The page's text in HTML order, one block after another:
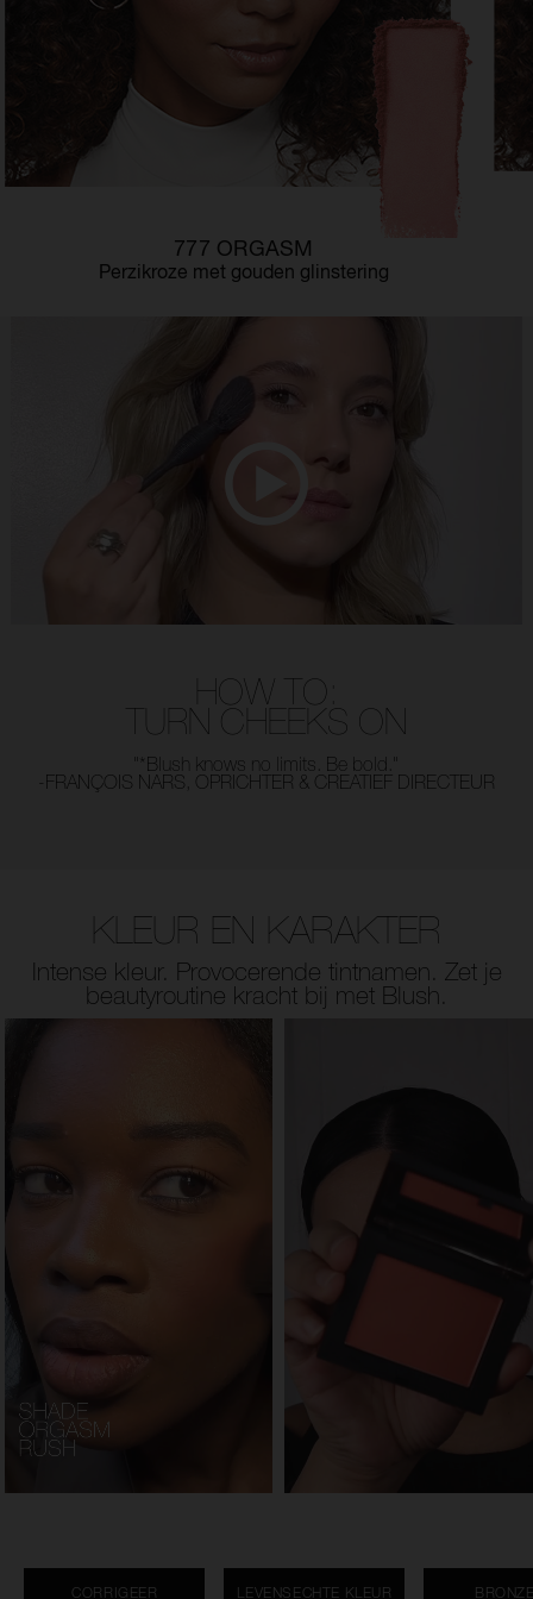
777 ORGASM
Perzikroze met gouden glinstering
HOW TO:
TURN CHEEKS ON
"*Blush knows no limits. Be bold."
-FRANÇOIS NARS, OPRICHTER & CREATIEF DIRECTEUR
KLEUR EN KARAKTER
Intense kleur. Provocerende tintnamen. Zet je
beautyroutine kracht bij met Blush.
CORRIGEER LEVENSECHTE KLEUR